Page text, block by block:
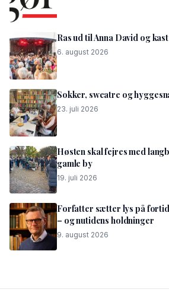
Ras ud til Anna David og
6. august 2026
Sokker, sweatre og
23. juli 2026
Høsten skal fejres med
gamle by
19. juli 2026
Forfatter sætter lys på
– og nutidens holdninger
9. august 2026